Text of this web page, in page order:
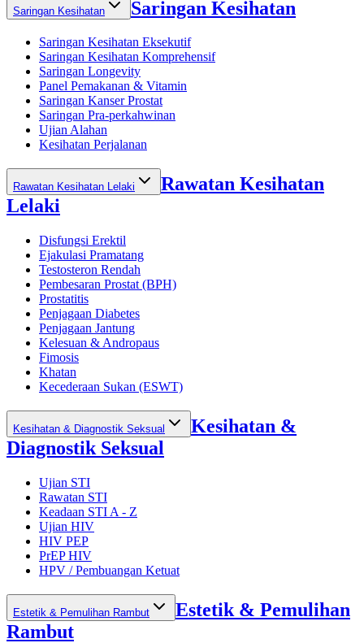
Saringan Kesihatan Saringan Kesihatan
Saringan Kesihatan Eksekutif
Saringan Kesihatan Komprehensif
Saringan Longevity
Panel Pemakanan & Vitamin
Saringan Kanser Prostat
Saringan Pra-perkahwinan
Ujian Alahan
Kesihatan Perjalanan
Rawatan Kesihatan Lelaki
Rawatan Kesihatan
Lelaki
Disfungsi Erektil
Ejakulasi Pramatang
Testosteron Rendah
Pembesaran Prostat (BPH)
Prostatitis
Penjagaan Diabetes
Penjagaan Jantung
Kelesuan & Andropaus
Fimosis
Khatan
Kecederaan Sukan (ESWT)
Kesihatan & Diagnostik Seksual
Kesihatan &
Diagnostik Seksual
Ujian STI
Rawatan STI
Keadaan STI A - Z
Ujian HIV
HIV PEP
PrEP HIV
HPV / Pembuangan Ketuat
Estetik & Pemulihan Rambut
Estetik & Pemulihan
Rambut